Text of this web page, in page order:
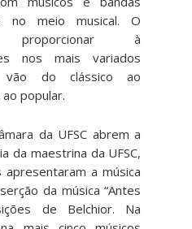
no meio musical. O
proporcionar à
nos mais variados
vão do clássico ao
popular.
da UFSC abrem a
da maestrina da UFSC,
a música
da música “Antes
de Belchior. Na